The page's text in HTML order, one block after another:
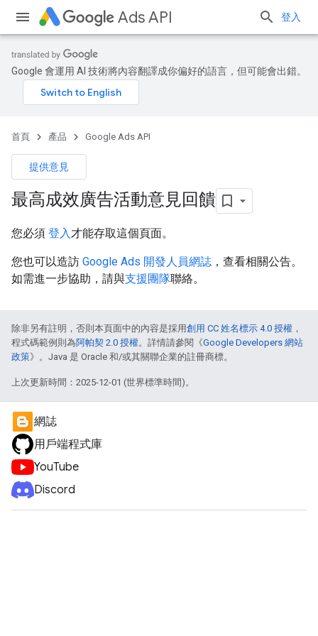
Ads API 登入
Google 會運用 AI 技術將內容翻譯成你偏好的語言，但可能會出錯。
首頁 產品 Google Ads API
提供意見
最高成效廣告活動意見回饋
您必須 登入才能存取這個頁面。
您也可以造訪 Google Ads 開發人員網誌 ，查看相關公告。
如需進一步協助，請與支援團隊聯絡。
除非另有註明，否則本頁面中的內容是採用創用 CC 姓名標示 4.0 授權 ，
程式碼範例則為阿帕契 2.0 授權。詳情請參閱《Google Developers 網站
政策》。Java 是 Oracle 和/或其關聯企業的註冊商標。
上次更新時間：2025-12-01 (世界標準時間)。
網誌
用戶端程式庫
YouTube
Discord